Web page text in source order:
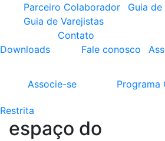
Parceiro Colaborador
Guia
Guia de Varejistas
Downloads
Contato
Fale conosco
Associe-se Programa
Restrita
espaço do